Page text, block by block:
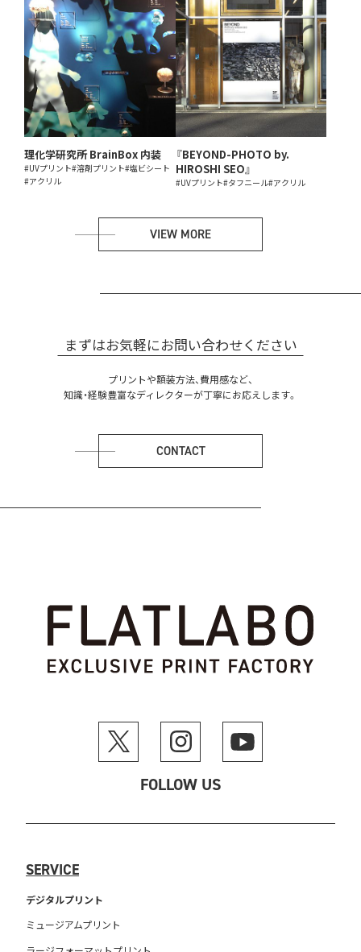
理化学研究所 BrainBox 内装
#UVプリント#溶剤プリント#塩ビシート
#アクリル
『BEYOND-PHOTO by.
HIROSHI SEO』
#UVプリント#タフニール#アクリル
VIEW MORE
まずはお気軽にお問い合わせください
プリントや額装方法、費用感など、
知識・経験豊富なディレクターが丁寧にお応えします。
CONTACT
FOLLOW US
SERVICE
デジタルプリント
ミュージアムプリント